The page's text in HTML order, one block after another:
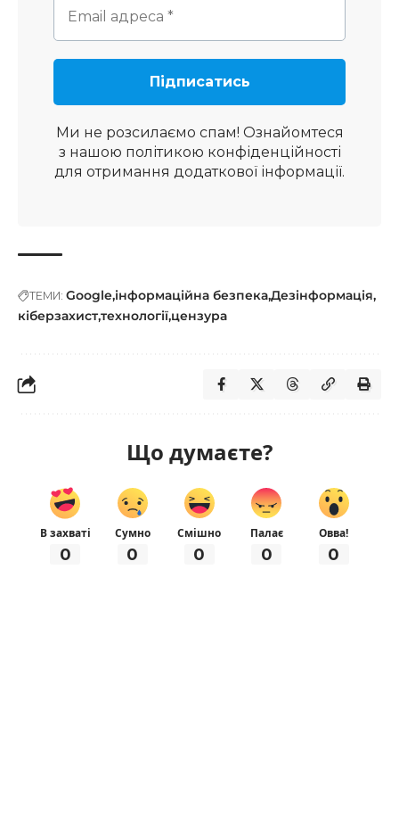
Ми не розсилаємо спам! Ознайомтеся
з нашою політикою конфіденційності
для отримання додаткової інформації.
ТЕМИ: Google інформаційна безпекаДезінформація
кіберзахисттехнології цензура
Що думаєте?
В захваті
0
Сумно
0
Смішно
0
Палає
0
Овва!
0